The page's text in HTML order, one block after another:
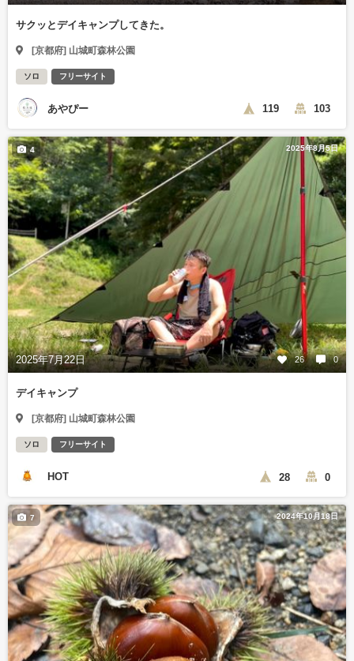
サクッとデイキャンプしてきた。
[京都府] 山城町森林公園
ソロ フリーサイト
あやぴー 119 103
2025年8月5日
2025年7月22日 26 0
4
デイキャンプ
[京都府] 山城町森林公園
ソロ フリーサイト
HOT 28 0
2024年10月18日
7